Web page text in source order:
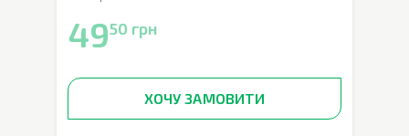
4950 грн
ХОЧУ ЗАМОВИТИ